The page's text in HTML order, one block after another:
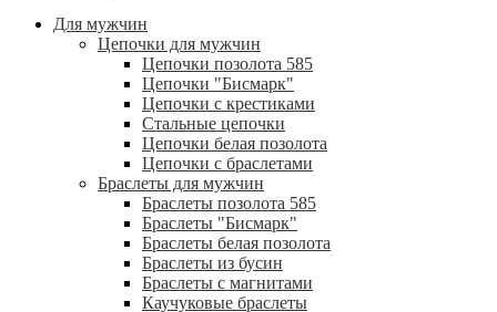
Для мужчин
Цепочки для мужчин
Цепочки позолота 585
Цепочки "Бисмарк"
Цепочки с крестиками
Стальные цепочки
Цепочки белая позолота
Цепочки с браслетами
Браслеты для мужчин
Браслеты позолота 585
Браслеты "Бисмарк"
Браслеты белая позолота
Браслеты из бусин
Браслеты с магнитами
Каучуковые браслеты